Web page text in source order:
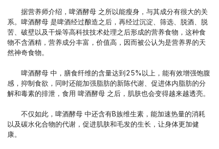
据营养师介绍，啤酒酵母 之所以能瘦身，与其成分有很大的关
系。啤酒酵母 是啤酒经过酿造之后，再经过沉淀、筛选、脱酒、脱
苦、破壁以及干燥等高科技技术处理之后形成的营养食物，这种食
物不含酒精，营养成分丰富，价值高，因而被公认为是营养界的天
然神奇食物。
啤酒酵母 中，膳食纤维的含量达到25%以上，能有效增强饱腹
感，抑制食欲，同时还能加强脂肪的新陈代谢、促进体内脂肪的分
解和毒素的排泄，食用 啤酒酵母 之后，肌肤也会变得越来越透亮。
不仅如此，啤酒酵母 中还含有B族维生素，能加速热量的消耗
以及碳水化合物的代谢，促进肌肤和毛发的生长，让身体更加健
康。